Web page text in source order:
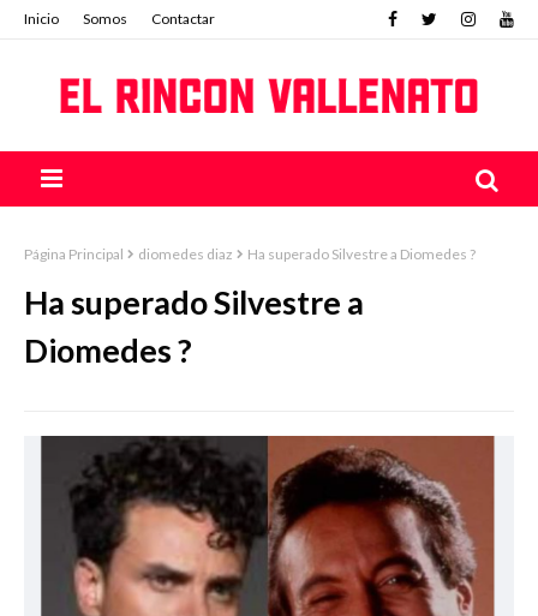
Inicio Somos Contactar
Página Principal diomedes diaz Ha superado Silvestre a Diomedes ?
Ha superado Silvestre a
Diomedes ?